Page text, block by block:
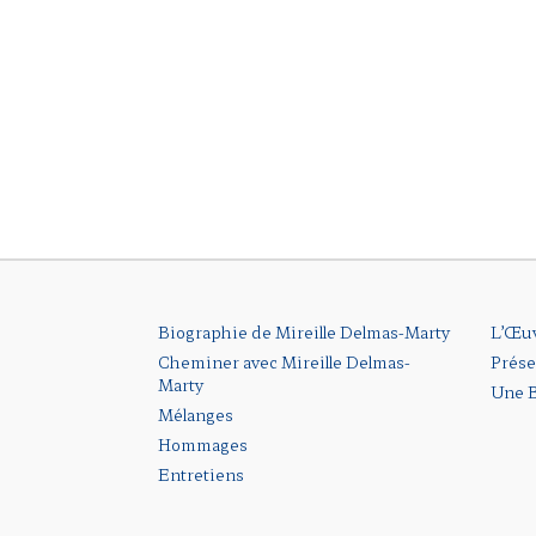
Biographie de Mireille Delmas-Marty
Cheminer avec Mireille Delmas-
Marty
Mélanges
Hommages
Entretiens
Une